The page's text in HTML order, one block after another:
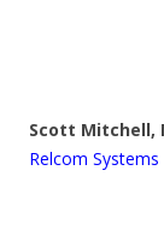
Scott Mitchell,
Relcom Systems